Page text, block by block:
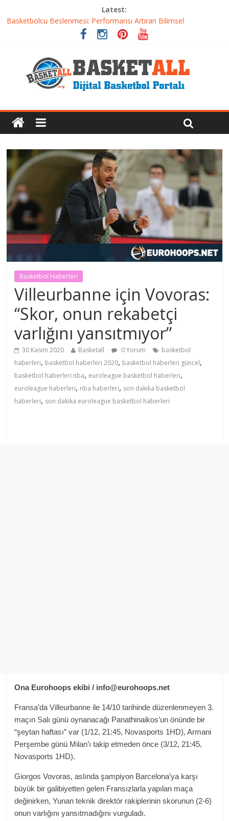
Latest:
Basketbolcu Beslenmesi: Performansı Artıran Bilimsel
Basketbolda Şut Antrenmanı ve Grafik Oluşturma
Dünyanın En İyi Basketbol Takımı: Gerçek Şampiyon Kim?
Etkili Basketbol Antrenmanı Nasıl Olmalı
Basketbol Haberleri
Villeurbanne için Vovoras:
“Skor, onun rekabetçi
varlığını yansıtmıyor”
30 Kasım 2020 Basketall 0 Yorum
basketbol
haberleri, basketbol haberleri 2020, basketbol haberleri güncel,
basketbol haberleri nba, euroleague basketbol haberleri,
euroleague haberleri, nba haberleri, son dakika basketbol
haberleri, son dakika euroleague basketbol haberleri
OnaEurohoops ekibi / info@eurohoops.net
Fransa’da Villeurbanne ile 14/10 tarihinde düzenlenmeyen 3.
maçın Salı günü oynanacağı Panathinaikos’un önünde bir
“şeytan haftası” var (1/12, 21:45, Novasports 1HD), Armani
Perşembe günü Milan’ı takip etmeden önce (3/12, 21:45,
Novasports 1HD).
Giorgos Vovoras, aslında şampiyon Barcelona’ya karşı
büyük bir galibiyetten gelen Fransızlarla yapılan maça
değinirken, Yunan teknik direktör rakiplerinin skorunun (2-6)
onun varlığını yansıtmadığını vurguladı.